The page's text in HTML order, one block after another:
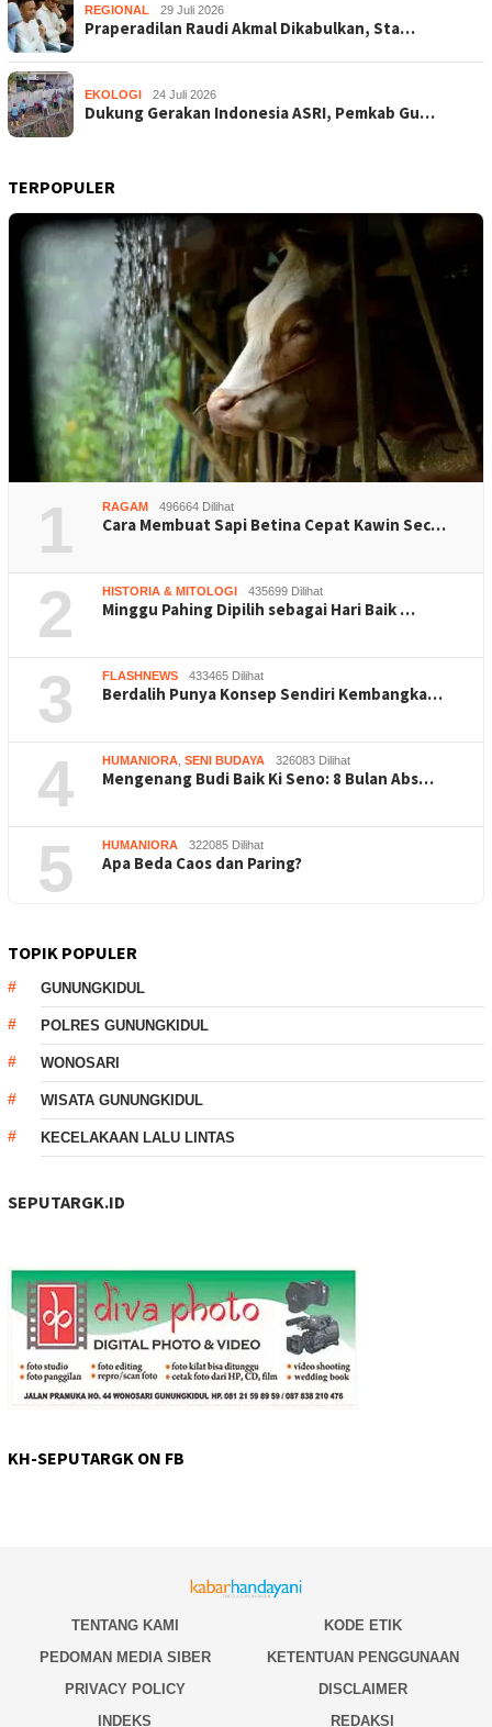
REGIONAL 29 Juli 2026
Praperadilan Raudi Akmal Dikabulkan, Sta…
EKOLOGI 24 Juli 2026
Dukung Gerakan Indonesia ASRI, Pemkab Gu…
TERPOPULER
1 RAGAM 496664 Dilihat
Cara Membuat Sapi Betina Cepat Kawin Sec…
2 HISTORIA & MITOLOGI 435699 Dilihat
Minggu Pahing Dipilih sebagai Hari Baik …
3 FLASHNEWS 433465 Dilihat
Berdalih Punya Konsep Sendiri Kembangka…
4 HUMANIORA SENI BUDAYA 326083 Dilihat
Mengenang Budi Baik Ki Seno: 8 Bulan Abs…
5 HUMANIORA 322085 Dilihat
Apa Beda Caos dan Paring?
TOPIK POPULER
GUNUNGKIDUL
POLRES GUNUNGKIDUL
WONOSARI
WISATA GUNUNGKIDUL
KECELAKAAN LALU LINTAS
SEPUTARGK.ID
KH-SEPUTARGK ON FB
TENTANG KAMI
KODE ETIK
PEDOMAN MEDIA SIBER
KETENTUAN PENGGUNAAN
PRIVACY POLICY
DISCLAIMER
INDEKS
REDAKSI